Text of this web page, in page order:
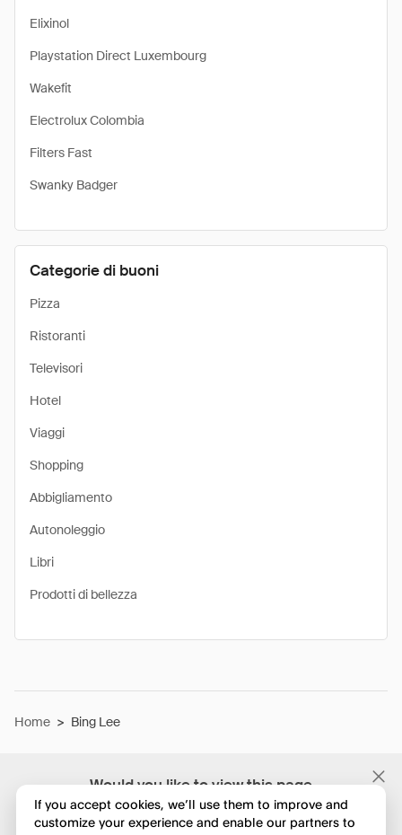
Would you like to view this page
in English?
Elixinol
Playstation Direct Luxembourg
Wakefit
Electrolux Colombia
Filters Fast
Swanky Badger
Categorie di buoni
Pizza
Ristoranti
Televisori
Hotel
Viaggi
Shopping
Abbigliamento
Autonoleggio
Libri
Prodotti di bellezza
Home > Bing Lee
If you accept cookies, we’ll use them to improve and
customize your experience and enable our partners to